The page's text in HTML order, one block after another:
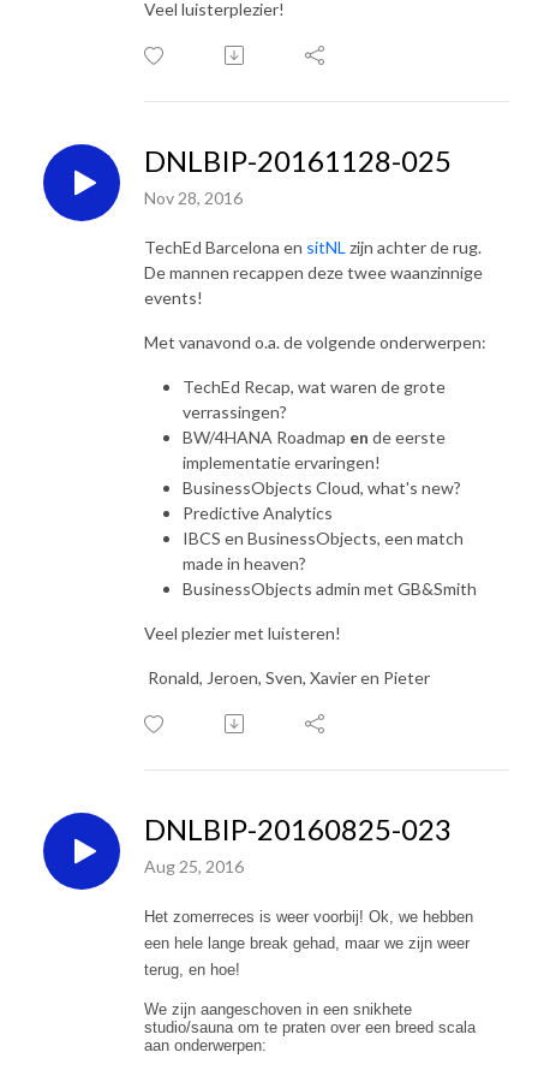
Veel luisterplezier!
DNLBIP-20161128-025
Nov 28, 2016
TechEd Barcelona en sitNL zijn achter de rug.
De mannen recappen deze twee waanzinnige
events!
Met vanavond o.a. de volgende onderwerpen:
TechEd Recap, wat waren de grote
verrassingen?
BW/4HANA Roadmap en de eerste
implementatie ervaringen!
BusinessObjects Cloud, what's new?
Predictive Analytics
IBCS en BusinessObjects, een match
made in heaven?
BusinessObjects admin met GB&Smith
Veel plezier met luisteren!
Ronald, Jeroen, Sven, Xavier en Pieter
DNLBIP-20160825-023
Aug 25, 2016
Het zomerreces is weer voorbij! Ok, we hebben
een hele lange break gehad, maar we zijn weer
terug, en hoe!
We zijn aangeschoven in een snikhete
studio/sauna om te praten over een breed scala
aan onderwerpen: